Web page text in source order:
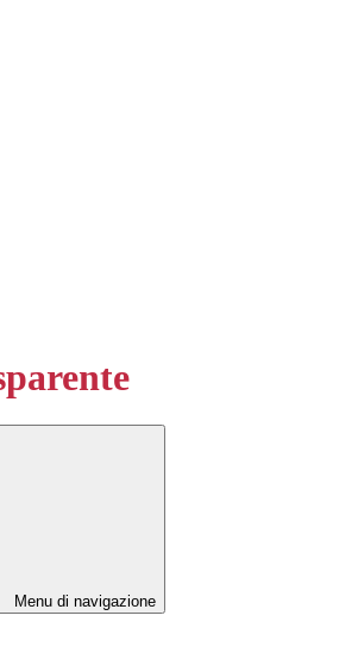
Menu di navigazione